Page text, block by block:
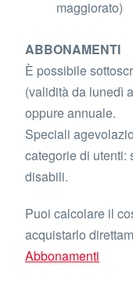
maggiorato)
ABBONAMENTI
È possibile
(validità da lunedì
oppure annuale.
Speciali
categorie di utenti:
disabili.
Puoi calcolare il
acquistarlo
Abbonamenti